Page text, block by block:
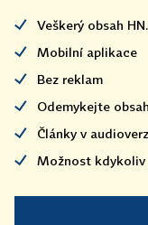
Veškerý obsah
Mobilní aplikace
Bez reklam
Odemykejte
Články v
Možnost kdykoliv